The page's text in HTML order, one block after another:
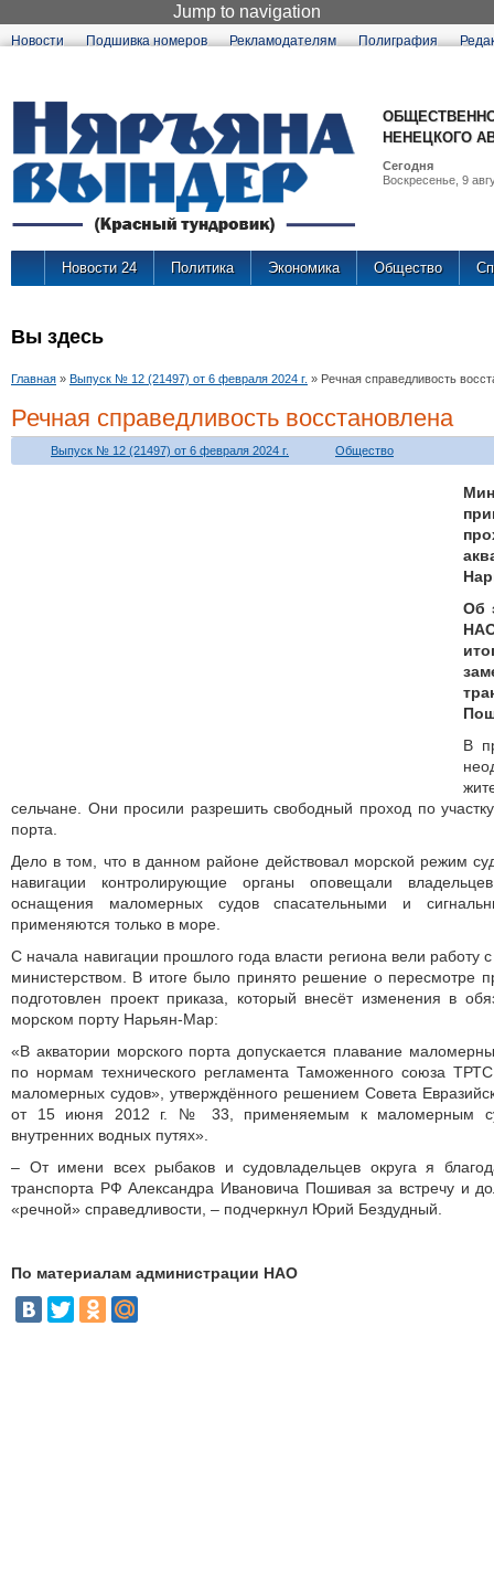
Jump to navigation
Новости Подшивка номеров Рекламодателям Полиграфия
НЕНЕЦКОГО
Сегодня
Воскресенье, 9
Новости 24 Политика Экономика Общество
Вы здесь
Главная » Выпуск № 12 (21497) от 6 февраля 2024 г. » Речная справедливость
Речная справедливость восстановлена
Выпуск № 12 (21497) от 6 февраля 2024 г. Общество
Об
В
сельчане. Они просили разрешить свободный проход по
порта.
Дело в том, что в данном районе действовал морской режим
навигации контролирующие органы оповещали
оснащения маломерных судов спасательными и
применяются только в море.
С начала навигации прошлого года власти региона вели
министерством. В итоге было принято решение о пересмотре
подготовлен проект приказа, который внесёт изменения в
морском порту Нарьян-Мар:
«В акватории морского порта допускается плавание
по нормам технического регламента Таможенного союза
маломерных судов», утверждённого решением Совета
от 15 июня 2012 г. № 33, применяемым к маломерным
внутренних водных путях».
– От имени всех рыбаков и судовладельцев округа я
транспорта РФ Александра Ивановича Пошивая за встречу и
«речной» справедливости, – подчеркнул Юрий Бездудный.
По материалам администрации НАО